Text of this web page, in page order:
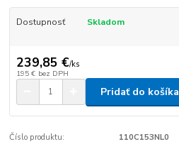
Dostupnosť Skladom
239,85 €/ks
195 € bez DPH
Pridať do košíka
Číslo produktu: 110C153NL0